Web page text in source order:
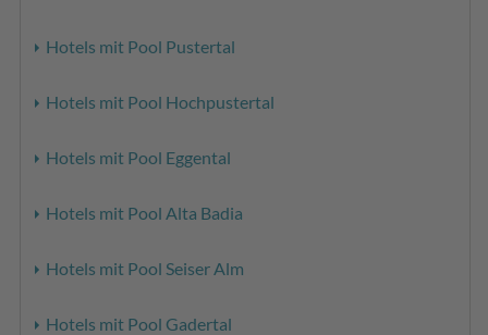
Hotels mit Pool Pustertal
Hotels mit Pool Hochpustertal
Hotels mit Pool Eggental
Hotels mit Pool Alta Badia
Hotels mit Pool Seiser Alm
Hotels mit Pool Gadertal